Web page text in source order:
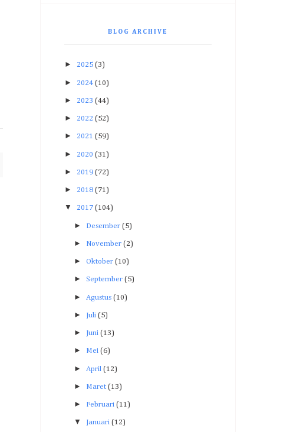
BLOG ARCHIVE
► 2025 (3)
► 2024 (10)
► 2023 (44)
► 2022 (52)
► 2021 (59)
► 2020 (31)
► 2019 (72)
► 2018 (71)
▼ 2017 (104)
► Desember (5)
► November (2)
► Oktober (10)
► September (5)
► Agustus (10)
► Juli (5)
► Juni (13)
► Mei (6)
► April (12)
► Maret (13)
► Februari (11)
▼ Januari (12)